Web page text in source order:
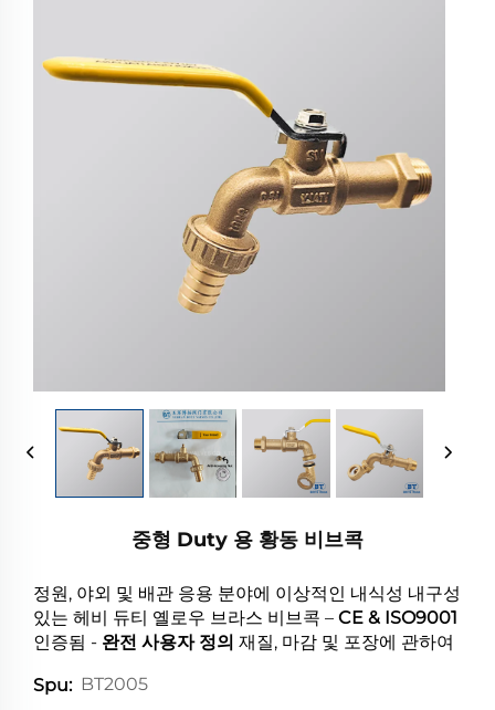
중형 Duty 용 황동 비브콕
정원, 야외 및 배관 응용 분야에 이상적인 내식성 내구성
있는 헤비 듀티 옐로우 브라스 비브콕 – CE & ISO9001
인증됨 - 완전 사용자 정의 재질, 마감 및 포장에 관하여
Spu: BT2005